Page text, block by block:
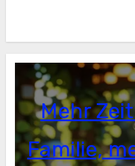
Mehr
Familie,